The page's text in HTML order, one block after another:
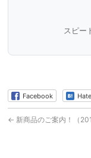
スピー
Facebook
← 新商品のご案内！（